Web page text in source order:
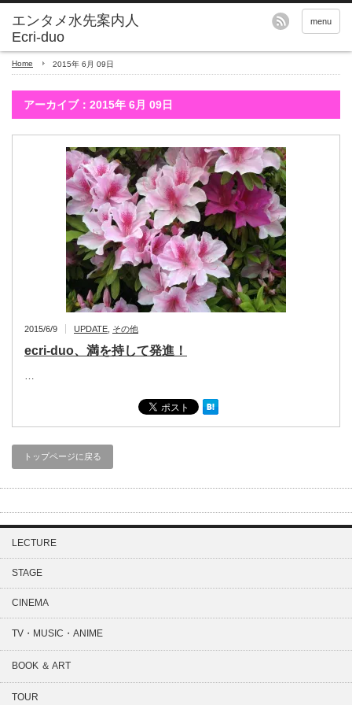
エンタメ水先案内人
Ecri-duo
menu
Home 2015年 6月 09日
アーカイブ：2015年 6月 09日
2015/6/9 UPDATE その他
ecri-duo、満を持して発進！
…
トップページに戻る
LECTURE
STAGE
CINEMA
TV・MUSIC・ANIME
BOOK ＆ ART
TOUR